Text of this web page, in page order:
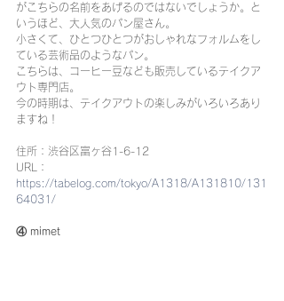
がこちらの名前をあげるのではないでしょうか。と
いうほど、大人気のパン屋さん。
小さくて、ひとつひとつがおしゃれなフォルムをし
ている芸術品のようなパン。
こちらは、コーヒー豆なども販売しているテイクア
ウト専門店。
今の時期は、テイクアウトの楽しみがいろいろあり
ますね！
住所：渋谷区富ヶ谷1-6-12
URL：
https://tabelog.com/tokyo/A1318/A131810/131
64031/
④ mimet